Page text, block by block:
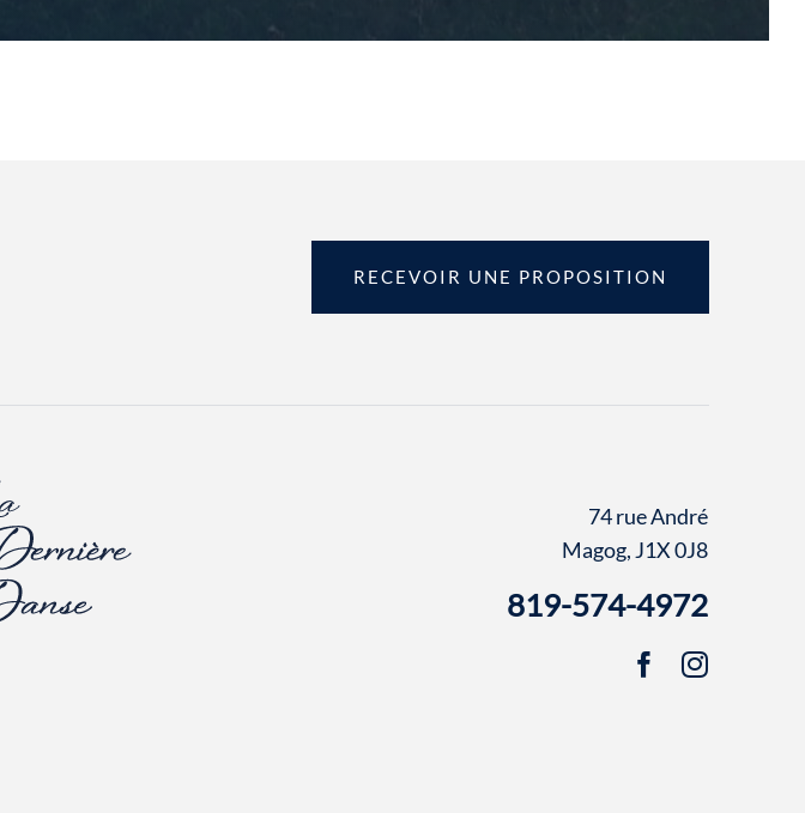
RECEVOIR UNE PROPOSITION
74 rue André
Magog, J1X 0J8
819-574-4972